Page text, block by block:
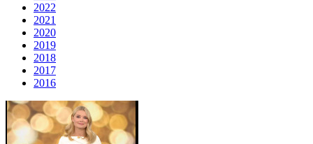
2022
2021
2020
2019
2018
2017
2016